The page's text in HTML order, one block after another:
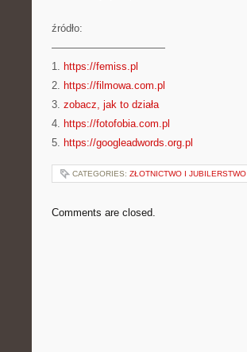
źródło:
———————————
1. https://femiss.pl
2. https://filmowa.com.pl
3. zobacz, jak to działa
4. https://fotofobia.com.pl
5. https://googleadwords.org.pl
CATEGORIES: ZŁOTNICTWO I JUBILERSTWO
Comments are closed.